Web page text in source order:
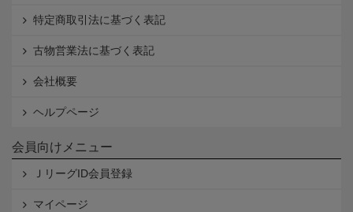
特定商取引法に基づく表記
古物営業法に基づく表記
会社概要
ヘルプページ
会員向けメニュー
ＪリーグID会員登録
マイページ